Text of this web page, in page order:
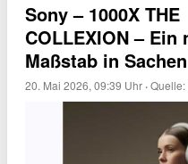
Sony – 1000X THE
COLLEXION – Ein
Maßstab in
20. Mai 2026, 09:39 Uhr ·Quelle: